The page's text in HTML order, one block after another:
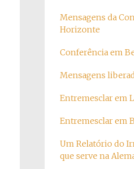
Mensagens da
Horizonte
Conferência em
Mensagens
Entremesclar em
Entremesclar em
Um Relatório do
que serve na